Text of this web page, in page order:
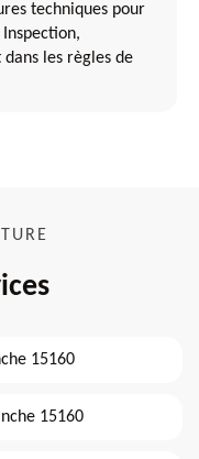
techniques pour
les règles de
15160
15160